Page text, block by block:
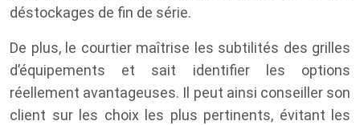
déstockages de fin de série.
De plus, le courtier maîtrise les subtilités des grilles
d’équipements et sait identifier les options
réellement avantageuses. Il peut ainsi conseiller son
client sur les choix les plus pertinents, évitant les